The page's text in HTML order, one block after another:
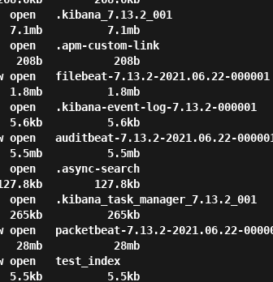
open   .kibana_7.13.2_001
7.1mb
open   .apm-custom-link
208b           208b
open   filebeat-7.13.2-2021.06.22-000001
1.8mb
open   .kibana-event-log-7.13.2-000001
5.6kb          5.6kb
open   auditbeat-7.13.2-2021.06.22-
5.5mb
open   .async-search
127.8kb
open
265kb
open   packetbeat-7.13.2-2021.06.22-
28mb           28mb
open   test_index
5.5kb          5.5kb